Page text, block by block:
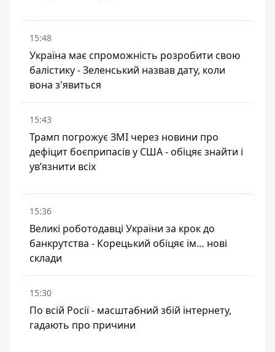
15:48
Україна має спроможність розробити свою
балістику - Зеленський назвав дату, коли
вона з'явиться
15:43
Трамп погрожує ЗМІ через новини про
дефіцит боєприпасів у США - обіцяє знайти і
ув’язнити всіх
15:36
Великі роботодавці України за крок до
банкрутства - Корецький обіцяє їм… нові
склади
15:30
По всій Росії - масштабний збій інтернету,
гадають про причини